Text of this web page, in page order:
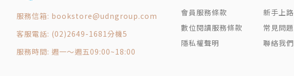
服務信箱: bookstore@udngroup.com
客服電話: (02)2649-1681分機5
服務時間: 週一～週五09:00~18:00
會員服務條款
數位閱讀服務條款
隱私權聲明
新手上路
常見問題
聯絡我們